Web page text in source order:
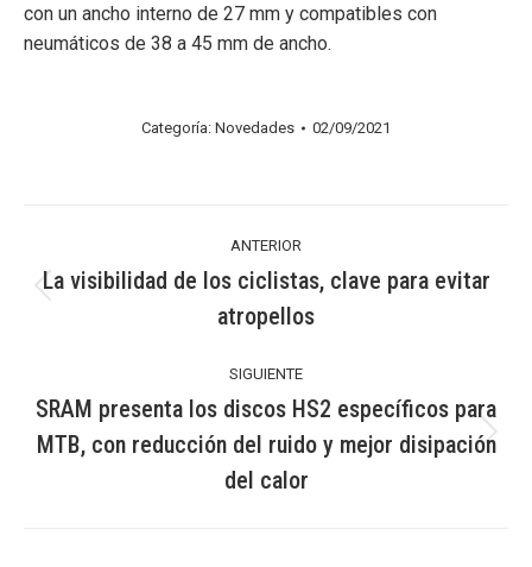
con un ancho interno de 27 mm y compatibles con
neumáticos de 38 a 45 mm de ancho.
Categoría: Novedades 02/09/2021
entre
publicaciones
ANTERIOR
Publicación
anterior:
La visibilidad de los ciclistas, clave para evitar
atropellos
SIGUIENTE
Publicación
siguiente:
SRAM presenta los discos HS2 específicos para
MTB, con reducción del ruido y mejor disipación
del calor